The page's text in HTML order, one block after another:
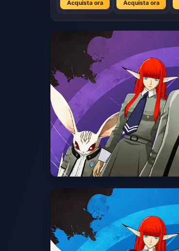
Acquista ora Acquista ora